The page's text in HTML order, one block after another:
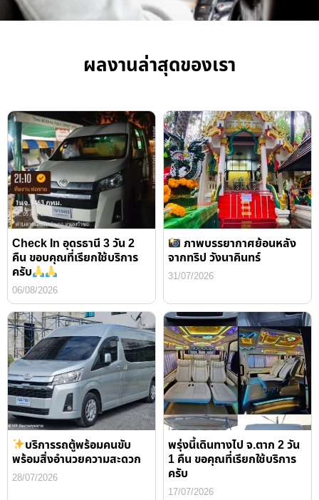
ผลงานล่าสุดของเรา
Check In อุดรธานี 3 วัน 2
คืน ขอบคุณที่เรียกใช้บริการ
ครับ
06/08/2026
ภาพบรรยากาศย้อนหลัง
จากทริป วังนาคินทร์
31/07/2026
บริการรถตู้พร้อมคนขับ
พร้อมสิ่งอำนวยความสะดวก
28/07/2026
พรุ่งนี้เดินทางไป จ.ตาก 2 วัน
1 คืน ขอคุณที่เรียกใช้บริการ
ครับ
17/07/2026